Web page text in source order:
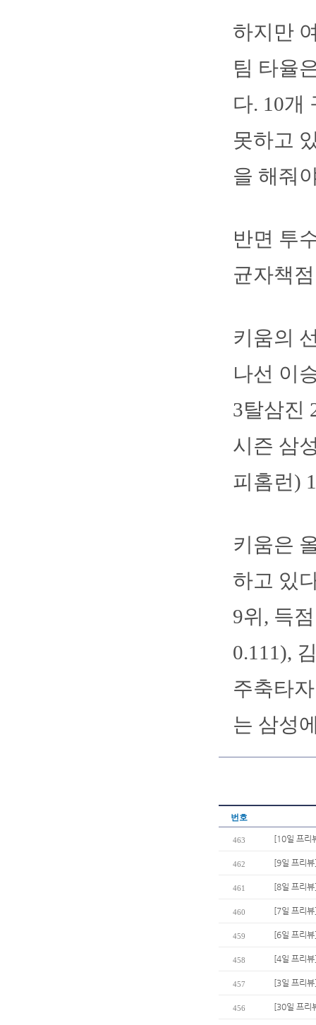
하지만
팀 타율
다. 10개
못하고
을 해줘
반면 투
균자책
키움의
나선 이
3탈삼진
시즌 삼
피홈런)
키움은
하고 있
9위, 득
0.111),
주축타
는 삼성
번호
463 [10일 프리
462 [9일 프리
461 [8일 프리
460 [7일 프리
459 [6일 프리
458 [4일 프리
457 [3일 프리
456 [30일 프리